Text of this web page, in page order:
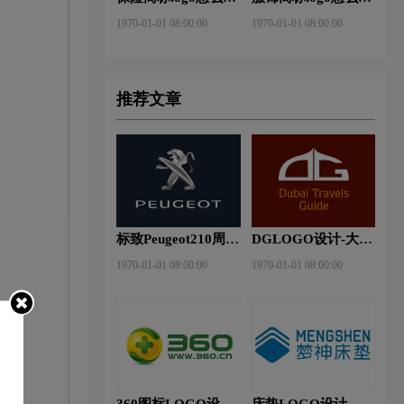
保险品牌logo设计
1970-01-01 08:00:00
品牌logo设计
1970-01-01 08:00:00
推荐文章
标致Peugeot210周年
1970-01-01 08:00:00
DGLOGO设计-大观
1970-01-01 08:00:00